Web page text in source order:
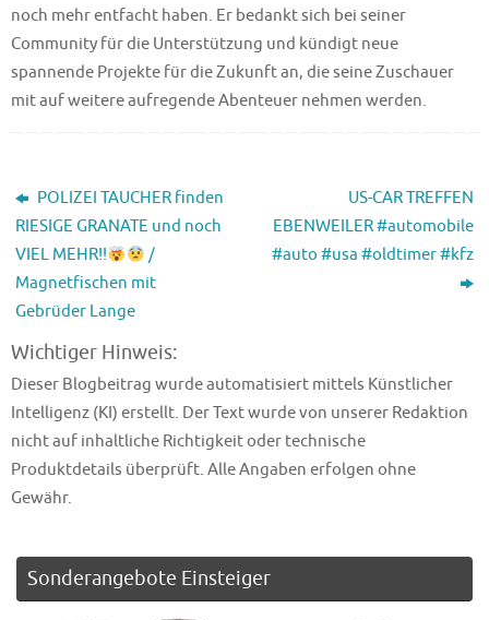
noch mehr entfacht haben. Er bedankt sich bei seiner
Community für die Unterstützung und kündigt neue
spannende Projekte für die Zukunft an, die seine Zuschauer
mit auf weitere aufregende Abenteuer nehmen werden.
POLIZEI TAUCHER finden
RIESIGE GRANATE und noch
VIEL MEHR!!
/
Magnetfischen mit
Gebrüder Lange
US-CAR TREFFEN
EBENWEILER #automobile
#auto #usa #oldtimer #kfz
Wichtiger Hinweis:
Dieser Blogbeitrag wurde automatisiert mittels Künstlicher
Intelligenz (KI) erstellt. Der Text wurde von unserer Redaktion
nicht auf inhaltliche Richtigkeit oder technische
Produktdetails überprüft. Alle Angaben erfolgen ohne
Gewähr.
Sonderangebote Einsteiger